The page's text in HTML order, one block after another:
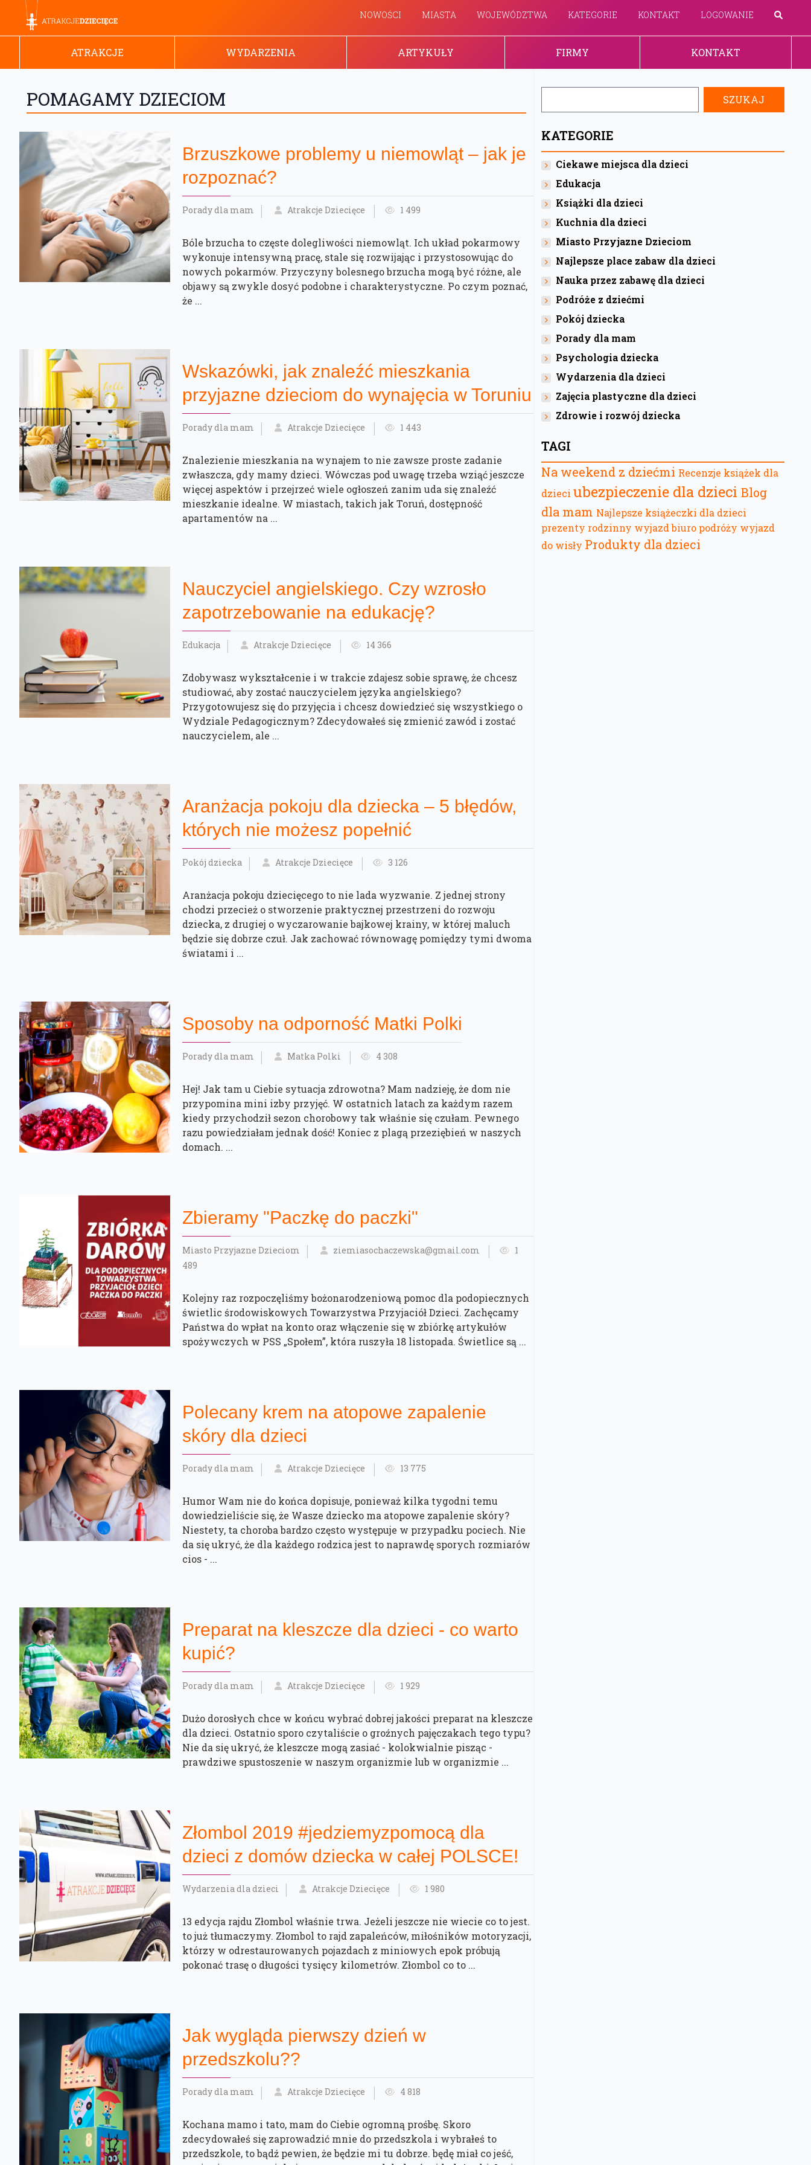
NOWOŚCI MIASTA WOJEWÓDZTWA KATEGORIE KONTAKT LOGOWANIE
ATRAKCJE WYDARZENIA ARTYKUŁY FIRMY KONTAKT
POMAGAMY DZIECIOM
Brzuszkowe problemy u niemowląt – jak je
rozpoznać?
Porady dla mam Atrakcje Dziecięce 1 499
Bóle brzucha to częste dolegliwości niemowląt. Ich układ pokarmowy
wykonuje intensywną pracę, stale się rozwijając i przystosowując do
nowych pokarmów. Przyczyny bolesnego brzucha mogą być różne, ale
objawy są zwykle dosyć podobne i charakterystyczne. Po czym poznać,
że ...
Wskazówki, jak znaleźć mieszkania
przyjazne dzieciom do wynajęcia w Toruniu
Porady dla mam Atrakcje Dziecięce 1 443
Znalezienie mieszkania na wynajem to nie zawsze proste zadanie
zwłaszcza, gdy mamy dzieci. Wówczas pod uwagę trzeba wziąć jeszcze
więcej aspektów i przejrzeć wiele ogłoszeń zanim uda się znaleźć
mieszkanie idealne. W miastach, takich jak Toruń, dostępność
apartamentów na ...
Nauczyciel angielskiego. Czy wzrosło
zapotrzebowanie na edukację?
Edukacja Atrakcje Dziecięce 14 366
Zdobywasz wykształcenie i w trakcie zdajesz sobie sprawę, że chcesz
studiować, aby zostać nauczycielem języka angielskiego?
Przygotowujesz się do przyjęcia i chcesz dowiedzieć się wszystkiego o
Wydziale Pedagogicznym? Zdecydowałeś się zmienić zawód i zostać
nauczycielem, ale ...
Aranżacja pokoju dla dziecka – 5 błędów,
których nie możesz popełnić
Pokój dziecka Atrakcje Dziecięce 3 126
Aranżacja pokoju dziecięcego to nie lada wyzwanie. Z jednej strony
chodzi przecież o stworzenie praktycznej przestrzeni do rozwoju
dziecka, z drugiej o wyczarowanie bajkowej krainy, w której maluch
będzie się dobrze czuł. Jak zachować równowagę pomiędzy tymi dwoma
światami i ...
Sposoby‌ ‌na‌ ‌odporność‌ Matki‌ ‌Polki‌
Porady dla mam Matka Polki 4 308
Hej! Jak tam u Ciebie sytuacja zdrowotna? Mam nadzieję, że dom nie
przypomina mini izby przyjęć. W ostatnich latach za każdym razem
kiedy przychodził sezon chorobowy tak właśnie się czułam. Pewnego
razu powiedziałam jednak dość! Koniec z plagą przeziębień w naszych
domach. ...
Zbieramy "Paczkę do paczki"
Miasto Przyjazne Dzieciom ziemiasochaczewska@gmail.com
1
489
Kolejny raz rozpoczęliśmy bożonarodzeniową pomoc dla podopiecznych
świetlic środowiskowych Towarzystwa Przyjaciół Dzieci. Zachęcamy
Państwa do wpłat na konto oraz włączenie się w zbiórkę artykułów
spożywczych w PSS „Społem”, która ruszyła 18 listopada. Świetlice są ...
Polecany krem na atopowe zapalenie
skóry dla dzieci
Porady dla mam Atrakcje Dziecięce 13 775
Humor Wam nie do końca dopisuje, ponieważ kilka tygodni temu
dowiedzieliście się, że Wasze dziecko ma atopowe zapalenie skóry?
Niestety, ta choroba bardzo często występuje w przypadku pociech. Nie
da się ukryć, że dla każdego rodzica jest to naprawdę sporych rozmiarów
cios - ...
Preparat na kleszcze dla dzieci - co warto
kupić?
Porady dla mam Atrakcje Dziecięce 1 929
Dużo dorosłych chce w końcu wybrać dobrej jakości preparat na kleszcze
dla dzieci. Ostatnio sporo czytaliście o groźnych pajęczakach tego typu?
Nie da się ukryć, że kleszcze mogą zasiać - kolokwialnie pisząc -
prawdziwe spustoszenie w naszym organizmie lub w organizmie ...
Złombol 2019 #jedziemyzpomocą dla
dzieci z domów dziecka w całej POLSCE!
Wydarzenia dla dzieci Atrakcje Dziecięce 1 980
13 edycja rajdu Złombol właśnie trwa. Jeżeli jeszcze nie wiecie co to jest.
to już tłumaczymy. Złombol to rajd zapaleńców, miłośników motoryzacji,
którzy w odrestaurowanych pojazdach z miniowych epok próbują
pokonać trasę o długości tysięcy kilometrów. Złombol co to ...
Jak wygląda pierwszy dzień w
przedszkolu??
Porady dla mam Atrakcje Dziecięce 4 818
Kochana mamo i tato, mam do Ciebie ogromną prośbę. Skoro
zdecydowałeś się zaprowadzić mnie do przedszkola i wybrałeś to
przedszkole, to bądź pewien, że będzie mi tu dobrze. będę miał co jeść,
KATEGORIE
Ciekawe miejsca dla dzieci
Edukacja
Książki dla dzieci
Kuchnia dla dzieci
Miasto Przyjazne Dzieciom
Najlepsze place zabaw dla dzieci
Nauka przez zabawę dla dzieci
Podróże z dziećmi
Pokój dziecka
Porady dla mam
Psychologia dziecka
Wydarzenia dla dzieci
Zajęcia plastyczne dla dzieci
Zdrowie i rozwój dziecka
TAGI
Na weekend z dziećmi Recenzje książek dla
dzieciubezpieczenie dla dzieci Blog
dla mam Najlepsze książeczki dla dzieci
prezenty rodzinny wyjazd biuro podróży wyjazd
do wisły Produkty dla dzieci